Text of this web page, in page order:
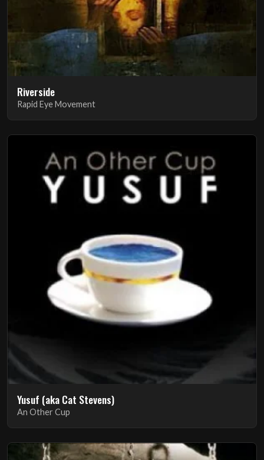
Riverside
Rapid Eye Movement
Yusuf (aka Cat Stevens)
An Other Cup